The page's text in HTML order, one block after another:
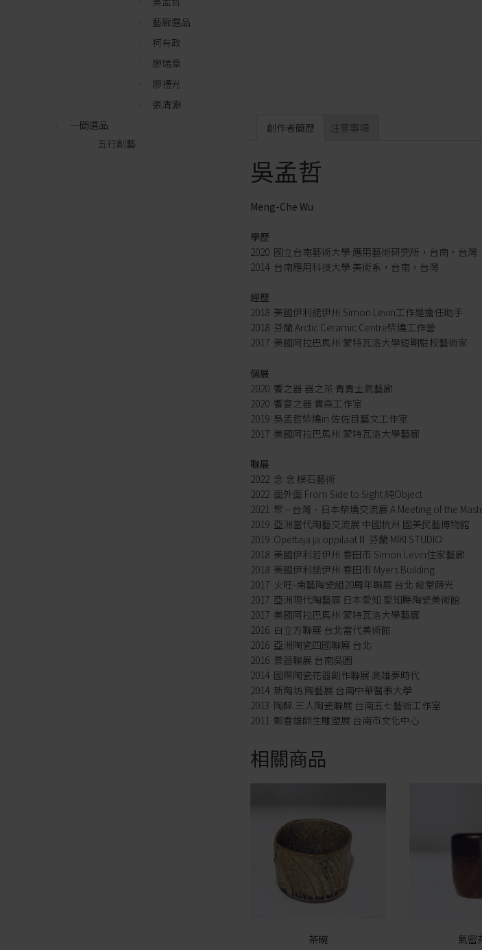
創作者簡歷 注意事項
吳孟哲
Meng-Che Wu
學歷
2020 國立台南藝術大學 應用藝術研究所，台南，台灣
2014 台南應用科技大學 美術系，台南，台灣
經歷
2018 美國伊利諾伊州 Simon Levin工作是擔任助手
2018 芬蘭 Arctic Ceramic Centre柴燒工作營
2017 美國阿拉巴馬州 蒙特瓦洛大學短期駐校藝術家
個展
2020 饗之器 器之茶 青青土氣藝廊
2020 饗宴之器 實森工作室
2019 吳孟哲柴燒in 佐佐目藝文工作室
2017 美國阿拉巴馬州 蒙特瓦洛大學藝廊
聯展
2022 念 念 樸石藝術
2022 面外面 From Side to Sight 純Object
2021 聚 – 台灣．日本柴燒交流展 A Meeting of the
2019 亞洲當代陶藝交流展 中國杭州 國美民藝博物館
2019 Opettaja ja oppilaatⅡ 芬蘭 MIKI STUDIO
2018 美國伊利若伊州 春田市 Simon Levin住家藝廊
2018 美國伊利諾伊州 春田市 Myers Building
2017 火旺-南藝陶瓷組20周年聯展 台北 綻堂蒔光
2017 亞洲現代陶藝展 日本愛知 愛知縣陶瓷美術館
2017 美國阿拉巴馬州 蒙特瓦洛大學藝廊
2016 白立方聯展 台北當代美術館
2016 亞洲陶瓷四國聯展 台北
2016 景器聯展 台南吳園
2014 國際陶瓷花器創作聯展 高雄夢時代
2014 新陶坊.陶藝展 台南中華醫事大學
2013 陶醉.三人陶瓷聯展 台南五七藝術工作室
2011 鄭春雄師生雕塑展 台南市文化中心
相關商品
茶碗 氣密
藝廊選品
柯有政
廖瑞章
廖禮光
張清淵
一間選品
五行創藝